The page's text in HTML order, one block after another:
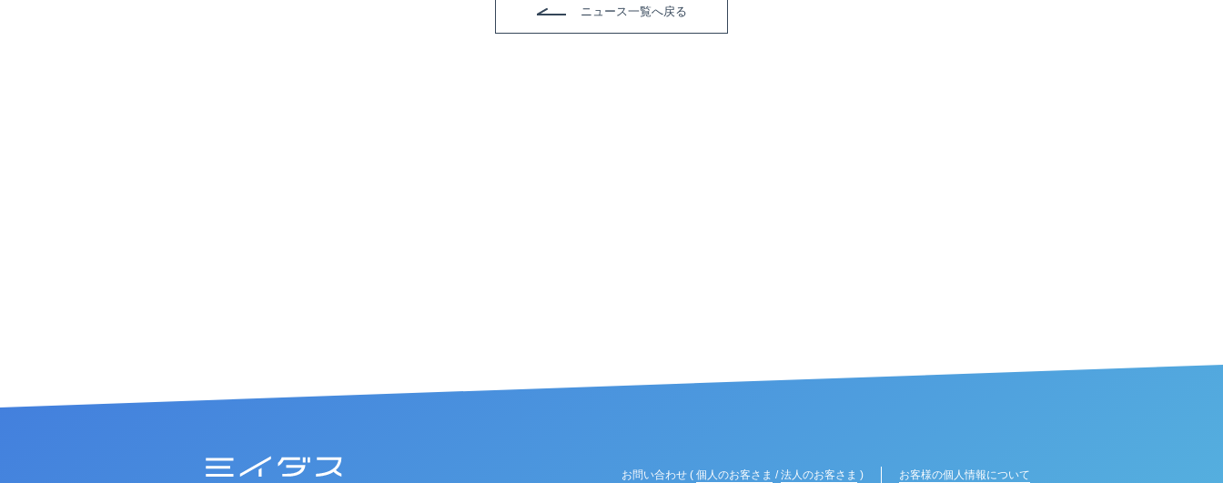
ニュース一覧へ戻る
お問い合わせ ( 個人のお客さま / 法人のお客さま ) お客様の個人情報について